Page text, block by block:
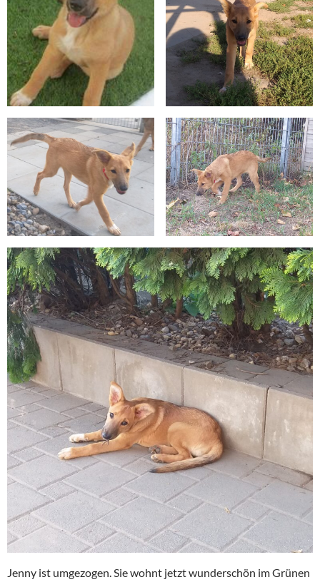
Jenny ist umgezogen. Sie wohnt jetzt wunderschön im Grünen